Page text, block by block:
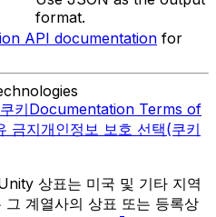
format.
API documentation for
쿠키Documentation Terms of
금지개인정보 보호 선택(쿠키
상표는 미국 및 기타 지역
계열사의 상표 또는 등록상